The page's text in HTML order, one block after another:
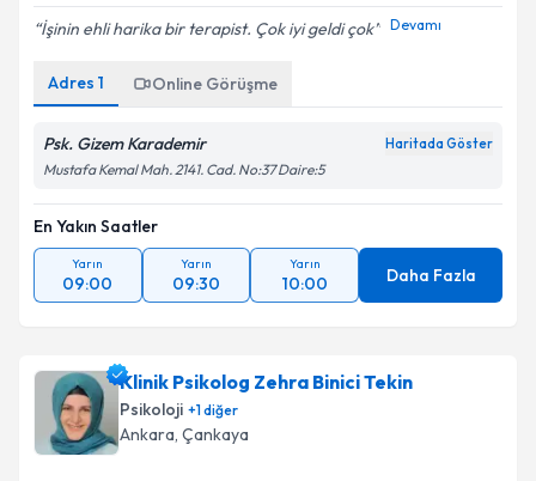
İşinin ehli harika bir terapist. Çok iyi geldi çok Devamı
Adres 1 Online Görüşme
Psk. Gizem Karademir Haritada Göster
Mustafa Kemal Mah. 2141. Cad. No:37 Daire:5
En Yakın Saatler
Yarın
09:00
Yarın
09:30
Yarın
10:00 Daha Fazla
Klinik Psikolog Zehra Binici Tekin
Psikoloji +1diğer
Ankara, Çankaya